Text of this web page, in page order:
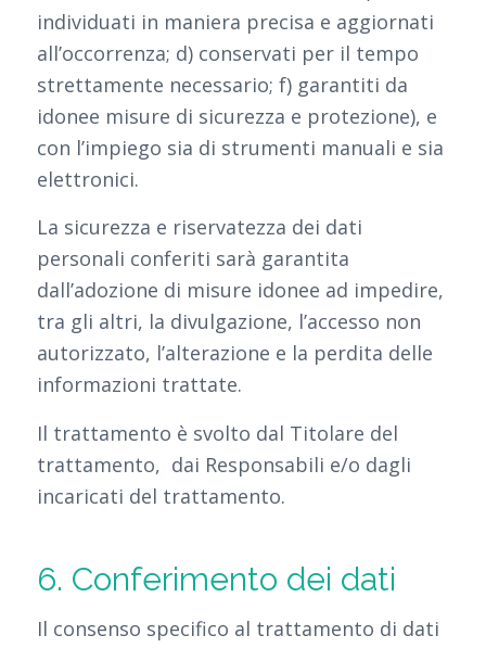
individuati in maniera precisa e aggiornati
all’occorrenza; d) conservati per il tempo
strettamente necessario; f) garantiti da
idonee misure di sicurezza e protezione), e
con l’impiego sia di strumenti manuali e sia
elettronici.
La sicurezza e riservatezza dei dati
personali conferiti sarà garantita
dall’adozione di misure idonee ad impedire,
tra gli altri, la divulgazione, l’accesso non
autorizzato, l’alterazione e la perdita delle
informazioni trattate.
Il trattamento è svolto dal Titolare del
trattamento, dai Responsabili e/o dagli
incaricati del trattamento.
6. Conferimento dei dati
Il consenso specifico al trattamento di dati